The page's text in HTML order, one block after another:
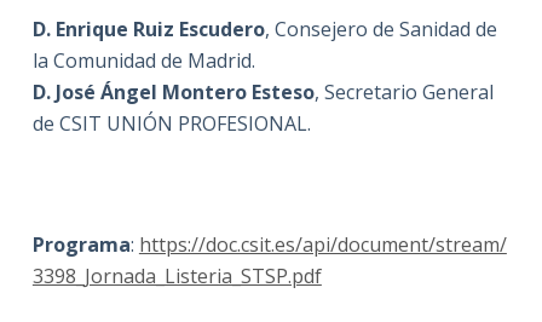
D. Enrique Ruiz Escudero, Consejero de Sanidad de
la Comunidad de Madrid.
D. José Ángel Montero Esteso, Secretario General
de CSIT UNIÓN PROFESIONAL.
Programa: https://doc.csit.es/api/document/stream/
3398_Jornada_Listeria_STSP.pdf